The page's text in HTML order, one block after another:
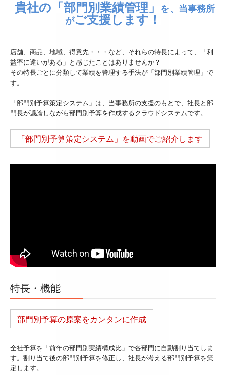
お客様のシステム活用事例
採用情報
スタッフインタビュー
キャリアアップ・教育制度
プライバシーポリシー
貴社の 「部門別業績管理」 を、 当事務所
がご支援します！
店舗、商品、地域、得意先・・・など、それらの特長によって、「利
益率に違いがある」と感じたことはありませんか？
その特長ごとに分類して業績を管理する手法が「部門別業績管理」で
す。
「部門別予算策定システム」は、当事務所の支援のもとで、社長と部
門長が議論しながら部門別予算を作成するクラウドシステムです。
「部門別予算策定システム」を動画でご紹介します
特長・機能
部門別予算の原案をカンタンに作成
全社予算を「前年の部門別実績構成比」で各部門に自動割り当てしま
す。割り当て後の部門別予算を修正し、社長が考える部門別予算を策
定します。